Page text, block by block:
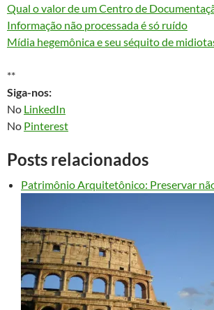
Qual o valor de um Centro de
Informação não processada é só ruído
Mídia hegemônica e seu séquito de
**
Siga-nos:
No LinkedIn
No Pinterest
Posts relacionados
Patrimônio Arquitetônico: Preservar